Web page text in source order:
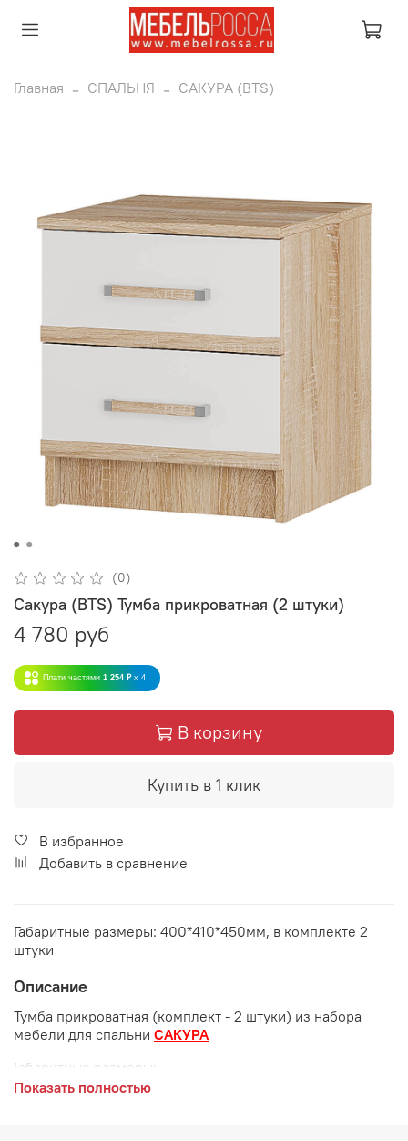
Главная СПАЛЬНЯ САКУРА (BTS)
(0)
Сакура (BTS) Тумба прикроватная (2 штуки)
4 780 руб
Плати частями 1 254 ₽ x 4
В корзину
Купить в 1 клик
В избранное
Добавить в сравнение
Габаритные размеры: 400*410*450мм, в комплекте 2
штуки
Описание
Тумба прикроватная (комплект - 2 штуки) из набора
мебели для спальни САКУРА
Габаритные размеры:
Показать полностью